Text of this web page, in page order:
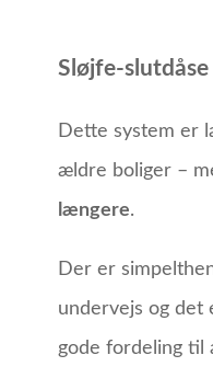
Sløjfe-slutdåse
Dette system er
ældre boliger –
længere.
Der er
undervejs og det
gode fordeling til